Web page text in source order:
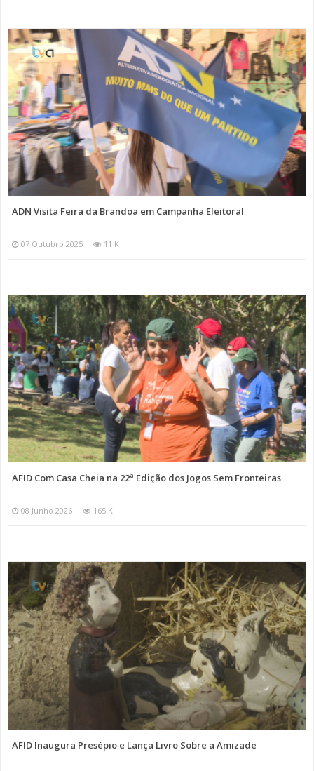
ADN Visita Feira da Brandoa em Campanha Eleitoral
07 Outubro 2025 11 K
AFID Com Casa Cheia na 22ª Edição dos Jogos Sem Fronteiras
08 Junho 2026 165 K
AFID Inaugura Presépio e Lança Livro Sobre a Amizade